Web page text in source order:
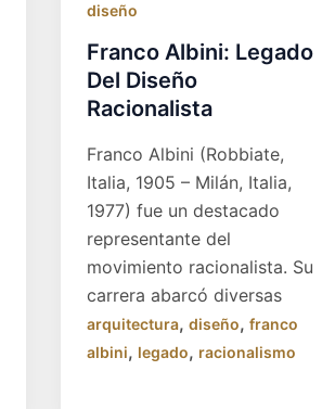
diseño
Franco Albini: Legado
Del Diseño
Racionalista
Franco Albini (Robbiate,
Italia, 1905 – Milán, Italia,
1977) fue un destacado
representante del
movimiento racionalista. Su
carrera abarcó diversas
arquitectura,diseño,franco
albini, legado, racionalismo